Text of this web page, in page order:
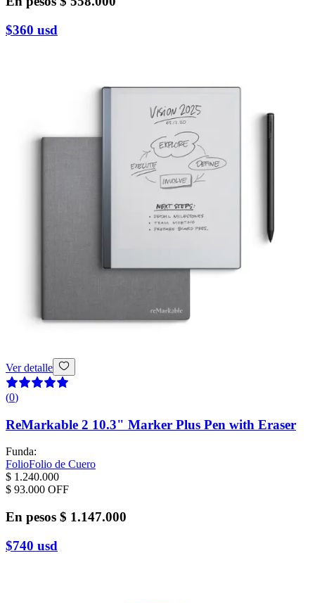
$360 usd
Ver detalle
(0)
ReMarkable 2 10.3" Marker Plus Pen with Eraser
Funda:
FolioFolio de Cuero
$ 1.240.000
$ 93.000 OFF
En pesos $ 1.147.000
$740 usd